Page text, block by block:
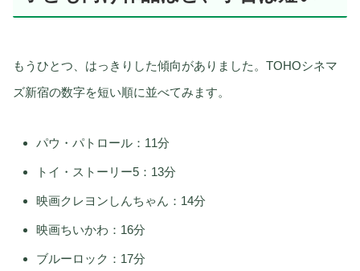
もうひとつ、はっきりした傾向がありました。TOHOシネマ
ズ新宿の数字を短い順に並べてみます。
パウ・パトロール：11分
トイ・ストーリー5：13分
映画クレヨンしんちゃん：14分
映画ちいかわ：16分
ブルーロック：17分